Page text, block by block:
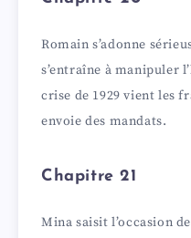
Romain s’adonne
s’entraîne à manipuler
crise de 1929 vient les
envoie des mandats.
Chapitre 21
Mina saisit l’occasion